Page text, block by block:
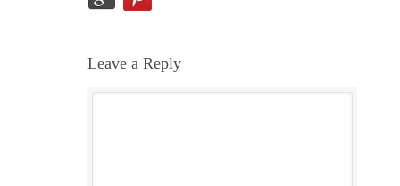
Leave a Reply